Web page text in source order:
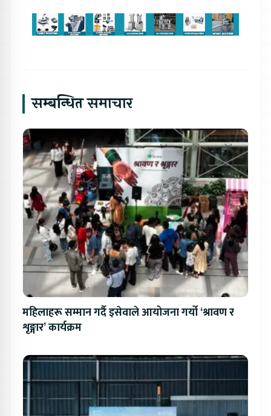
सम्बन्धित समाचार
महिलाहरू सम्मान गर्दै इसेवाले आयोजना गर्यो ‘श्रावण र
शृङ्गार’ कार्यक्रम